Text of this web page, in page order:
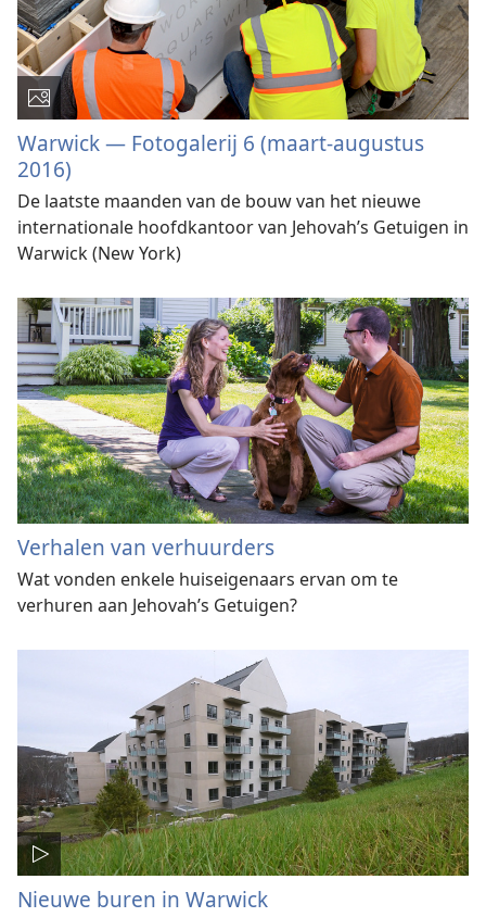
Warwick — Fotogalerij 6 (maart-augustus
2016)
De laatste maanden van de bouw van het nieuwe
internationale hoofdkantoor van Jehovah’s Getuigen in
Warwick (New York)
Verhalen van verhuurders
Wat vonden enkele huiseigenaars ervan om te
verhuren aan Jehovah’s Getuigen?
Nieuwe buren in Warwick